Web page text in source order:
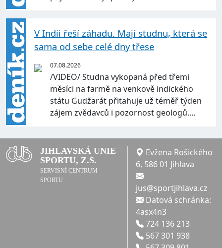
V Indii řeší záhadu. Mají studnu, která se
sama od sebe celé dny třese
07.08.2026
/VIDEO/ Studna vykopaná před třemi
měsíci na farmě na venkově indického
státu Gudžarát přitahuje už téměř týden
zájem zvědavců i pozornost geologů.…
JIHLAVSKÁ UNIE
SPORTU, Z.S.
SERVISNÍ CENTRUM
SPORTU
Evžena Rošického
6, 586 01 Jihlava
jus@sportjihlava.cz
Datová schránka:
4asx4n3
724 136 213
567 301 938